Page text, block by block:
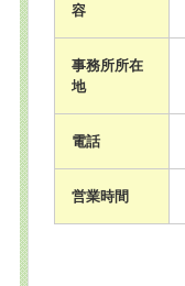
容
事務所所在
地
電話
営業時間